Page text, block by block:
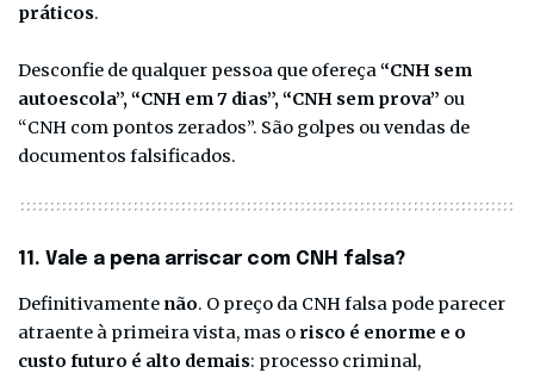
práticos.
Desconfie de qualquer pessoa que ofereça “CNH sem
autoescola”, “CNH em 7 dias”, “CNH sem prova” ou
“CNH com pontos zerados”. São golpes ou vendas de
documentos falsificados.
11. Vale a pena arriscar com CNH falsa?
Definitivamente não. O preço da CNH falsa pode parecer
atraente à primeira vista, mas o risco é enorme e o
custo futuro é alto demais: processo criminal,